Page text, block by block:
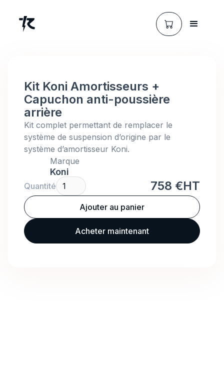
Kit Koni Amortisseurs +
Capuchon anti-poussière
arrière
Kit complet permettant de remplacer le
système de suspension d’origine par le
système d’amortisseur Koni.
Marque
Koni
Quantité 758 €HT
Acheter maintenant